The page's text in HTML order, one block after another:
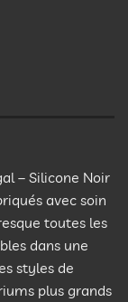
– Silicone Noir
avec soin
toutes les
dans une
styles de
plus grands